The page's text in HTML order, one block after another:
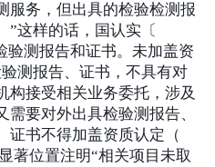
服务，但出具的检验检测报
”这样的话，国认实〔
验测报告和证书。未加盖资
测报告、证书，不具有对
构接受相关业务委托，涉及
要对外出具检验测报告、
证书不得加盖资质认定（
著位置注明“相关项目未取